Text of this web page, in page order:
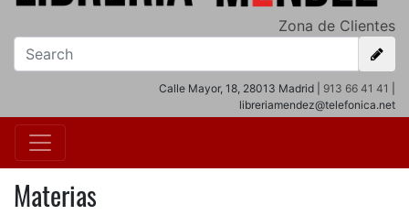
Zona de Clientes
Calle Mayor, 18, 28013 Madrid | 913 66 41 41
libreriamendez@telefonica.net
Materias